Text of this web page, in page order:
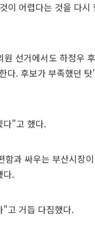
이 어렵다는 것을 다시
선거에서도 하정우
다. 후보가 부족했던
다"고 했다.
과 싸우는 부산시장
다.
고 거듭 다짐했다.